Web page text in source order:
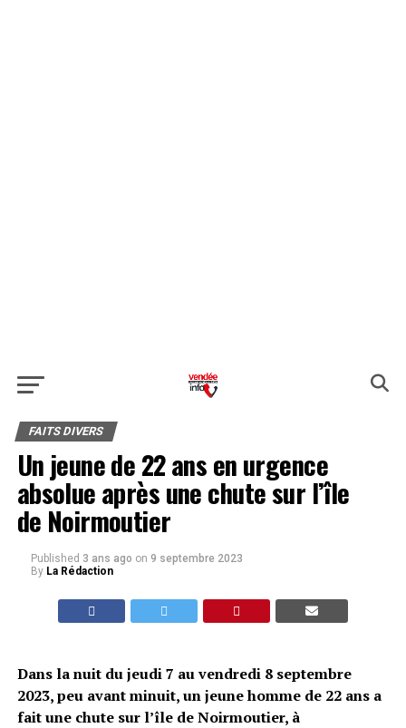
FAITS DIVERS
Un jeune de 22 ans en urgence
absolue après une chute sur l’île
de Noirmoutier
Published 3 ans ago on 9 septembre 2023
By La Rédaction
Dans la nuit du jeudi 7 au vendredi 8 septembre
2023, peu avant minuit, un jeune homme de 22 ans a
fait une chute sur l’île de Noirmoutier, à